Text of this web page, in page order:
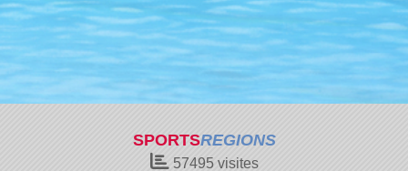
SPORTSREGIONS
57495visites